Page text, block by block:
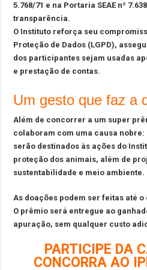
5.768/71 e na Portaria SEAE nº
transparência.
O Instituto reforça seu
Proteção de Dados (LGPD),
dos participantes sejam usadas
e prestação de contas.
Um gesto que faz a
Além de concorrer a um super
colaboram com uma causa
serão destinados às ações do
proteção dos animais, além de
sustentabilidade e meio ambiente.
As doações podem ser feitas até o
O prêmio será entregue ao
apuração, sem qualquer custo
PARTICIPE DA
CONCORRA AO